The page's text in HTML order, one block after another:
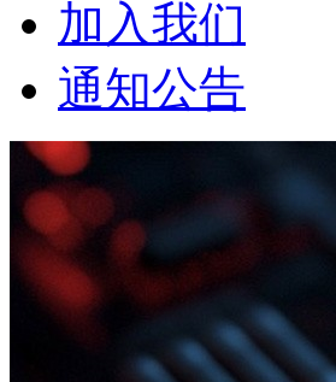
加入我们
通知公告